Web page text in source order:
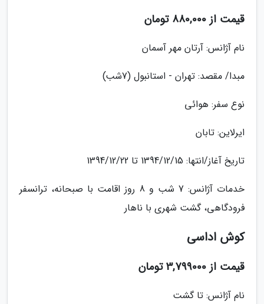
قیمت از 880,000 تومان
نام آژانس: آرتان مهر آسمان
مبدا/ مقصد: تهران - استانبول (7شب)
نوع سفر: هوائی
ایرلاین: تابان
تاریخ آغاز/انتها: 1394/12/15 تا 1394/12/22
خدمات آژانس: 7 شب و 8 روز اقامت با صبحانه، ترانسفر
فرودگاهی، گشت شهری با ناهار
کوش اداسی
قیمت از 3,799000 تومان
نام آژانس: تا گشت